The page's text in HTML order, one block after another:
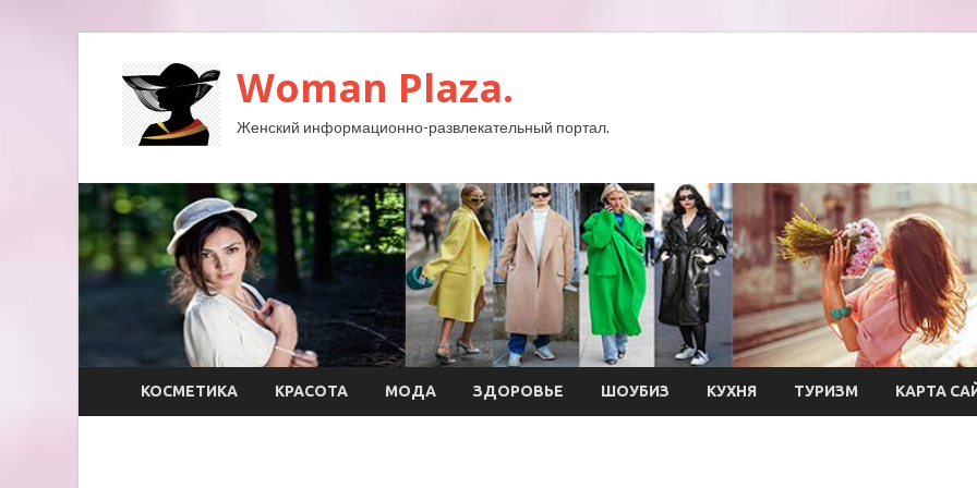
Woman Plaza.
Женский информационно-развлекательный портал.
КОСМЕТИКА КРАСОТА МОДА ЗДОРОВЬЕ ШОУБИЗ КУХНЯ ТУРИЗМ КАРТА